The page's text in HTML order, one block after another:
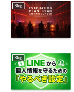
Blog
Blog